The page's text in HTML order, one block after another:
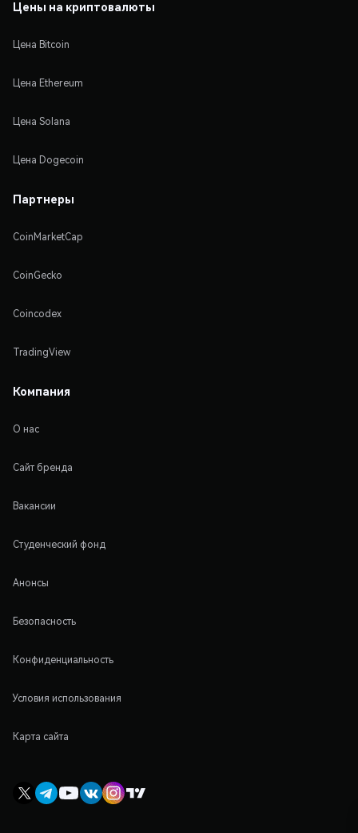
Цены на криптовалюты
Цена Bitcoin
Цена Ethereum
Цена Solana
Цена Dogecoin
Партнеры
CoinMarketCap
CoinGecko
Coincodex
TradingView
Компания
О нас
Сайт бренда
Вакансии
Студенческий фонд
Анонсы
Безопасность
Конфиденциальность
Условия использования
Карта сайта